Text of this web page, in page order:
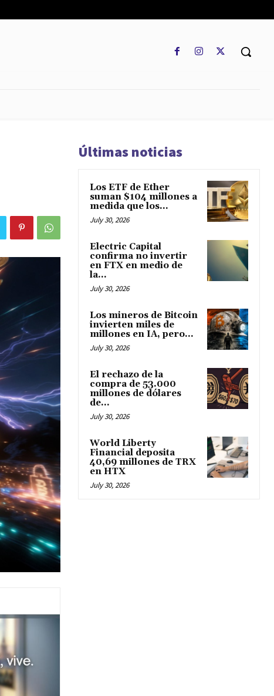
Últimas noticias
Los ETF de Ether
suman $104 millones a
medida que los...
July 30, 2026
Electric Capital
confirma no invertir
en FTX en medio de
la...
July 30, 2026
Los mineros de Bitcoin
invierten miles de
millones en IA, pero...
July 30, 2026
El rechazo de la
compra de 53.000
millones de dólares
de...
July 30, 2026
World Liberty
Financial deposita
40,69 millones de TRX
en HTX
July 30, 2026